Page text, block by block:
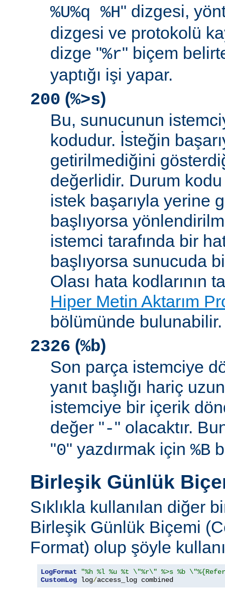
%U%q %H" dizgesi,
dizgesi ve protokolü
dizge "%r" biçem
yaptığı işi yapar.
200 (%>s)
Bu, sunucunun
kodudur. İsteğin
getirilmediğini
değerlidir. Durum
istek başarıyla yerine
başlıyorsa
istemci tarafında bir
başlıyorsa sunucuda
Olası hata kodlarının
Hiper Metin Aktarım
bölümünde bulunabilir.
2326 (%b)
Son parça istemciye
yanıt başlığı hariç
istemciye bir içerik
değer "-" olacaktır.
"0" yazdırmak için %B
Birleşik Günlük
Sıklıkla kullanılan diğer
Birleşik Günlük Biçemi
Format) olup şöyle
LogFormat
"%h %l %u %t \"%r\" %>s %b
CustomLog log/access_log combined